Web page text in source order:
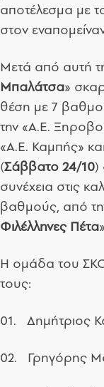
αποτέλεσμα με
στον
Μετά από αυτή
Μπαλάτσα»
θέση με 7
την «Α.Ε.
«Α.Ε. Καμπής»
(Σάββατο 24/10)
συνέχεια στις
βαθμούς, από
Φιλέλληνες Πέτα
Η ομάδα του
τους:
01. Δημήτριος
02. Γρηγόρης